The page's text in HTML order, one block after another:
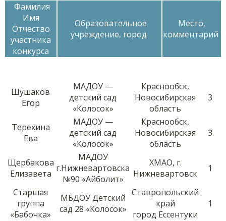
Фамилия
Имя
Отчество
участника
конкурса
Образовательное
учреждение, город
Место,
комментарий
Шушаков
Егор
МАДОУ —
детский сад
«Колосок»
Краснообск,
Новосибирская
область
3
Терехина
Ева
МАДОУ —
детский сад
«Колосок»
Краснообск,
Новосибирская
область
3
Щербакова
Елизавета
МАДОУ
г.Нижневартовска
№90 «Айболит»
ХМАО, г.
Нижневартовск
1
Старшая
группа
«Бабочка»
МБДОУ Детский
сад 28 «Колосок»
Ставропольский
край
город Ессентуки
1